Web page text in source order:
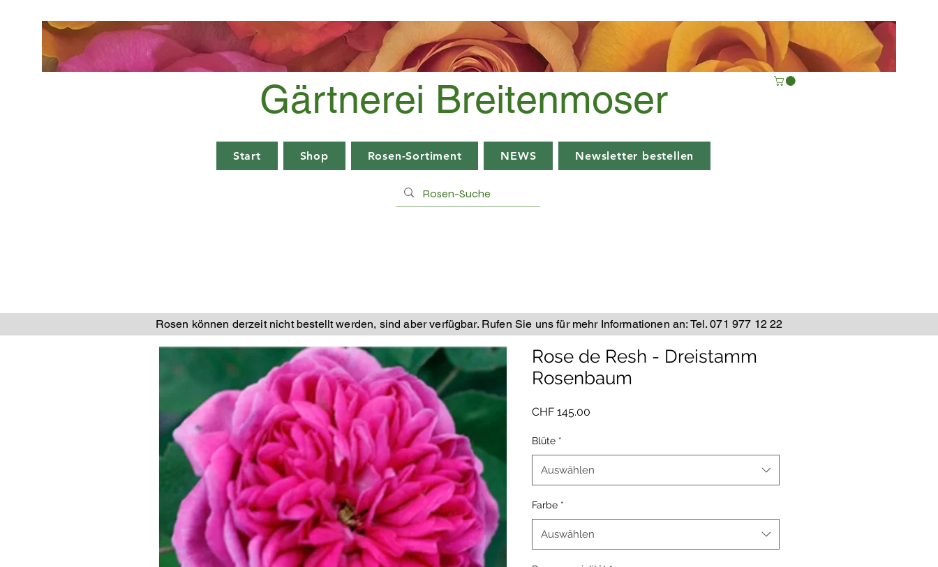
Gärtnerei Breitenmoser
Start Shop Rosen-Sortiment NEWS Newsletter bestellen
Rose de Resh - Dreistamm
Rosenbaum
CHF 145.00
Blüte *
Auswählen
Farbe *
Auswählen
Rosen können derzeit nicht bestellt werden, sind aber verfügbar. Rufen Sie uns für mehr Informationen an: Tel. 071 977 12 22